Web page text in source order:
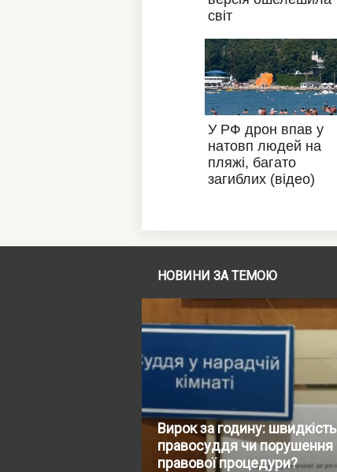
НОВИНИ ЗА ТЕМОЮ
Вирок за годину: швидкість
правосуддя чи порушення
правової процедури?